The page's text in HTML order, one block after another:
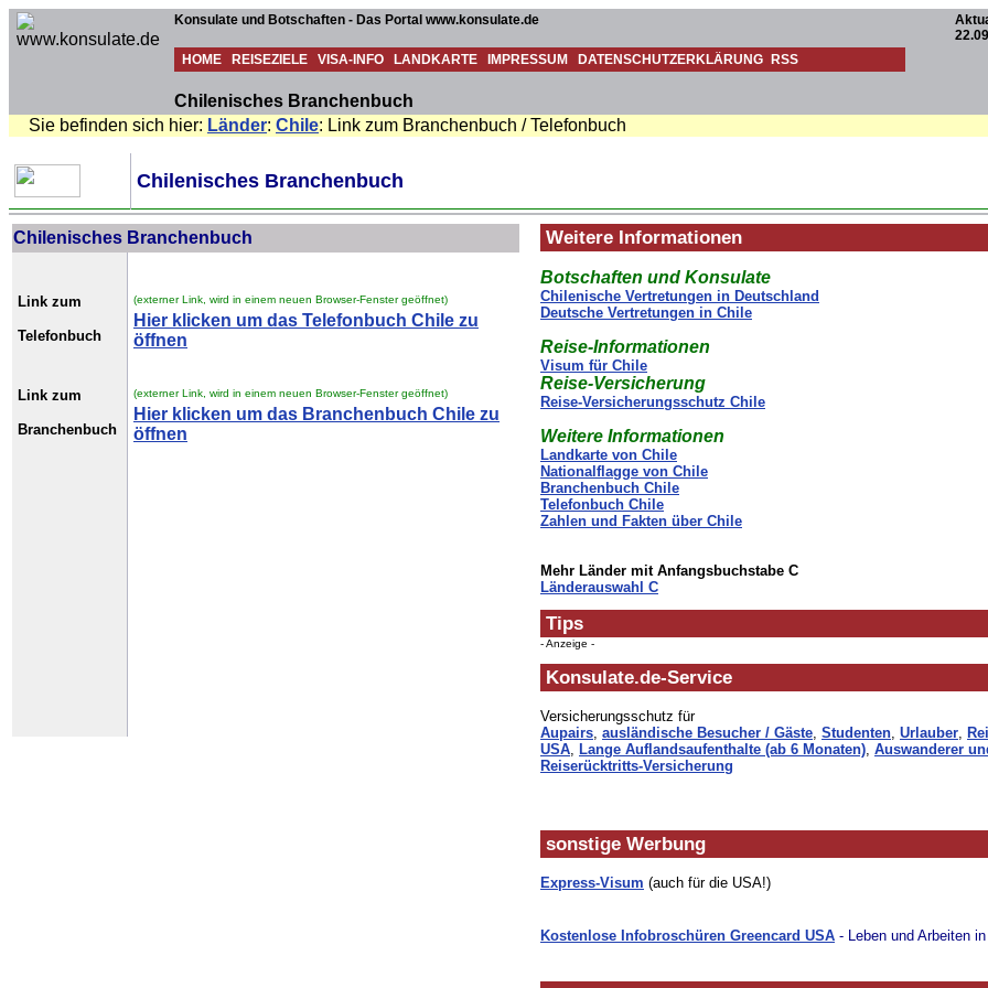
Konsulate und Botschaften - Das Portal www.konsulate.de
HOME REISEZIELE VISA-INFO LANDKARTE IMPRESSUM DATENSCHUTZERKLÄRUNG RSS
Chilenisches Branchenbuch
Sie befinden sich hier: Länder: Chile: Link zum Branchenbuch / Telefonbuch
Chilenisches Branchenbuch
Chilenisches Branchenbuch
Link zum
Telefonbuch
(externer Link, wird in einem neuen Browser-Fenster geöffnet)
Hier klicken um das Telefonbuch Chile zu
öffnen
Link zum
Branchenbuch
(externer Link, wird in einem neuen Browser-Fenster geöffnet)
Hier klicken um das Branchenbuch Chile zu
öffnen
Weitere Informationen
Botschaften und Konsulate
Chilenische Vertretungen in Deutschland
Deutsche Vertretungen in Chile
Reise-Informationen
Visum für Chile
Reise-Versicherung
Reise-Versicherungsschutz Chile
Weitere Informationen
Landkarte von Chile
Nationalflagge von Chile
Branchenbuch Chile
Telefonbuch Chile
Zahlen und Fakten über Chile
Mehr Länder mit Anfangsbuchstabe C
Länderauswahl C
Tips
- Anzeige -
Konsulate.de-Service
Versicherungsschutz für
Aupairs, ausländische Besucher / Gäste, Studenten, Urlauber,
USA, Lange Auflandsaufenthalte (ab 6 Monaten), Auswanderer
Reiserücktritts-Versicherung
sonstige Werbung
Express-Visum (auch für die USA!)
Kostenlose Infobroschüren Greencard USA - Leben und Arbeiten